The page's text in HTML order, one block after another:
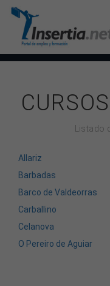
Listado
Allariz
Barbadas
Barco de Valdeorras
Carballino
Celanova
O Pereiro de Aguiar